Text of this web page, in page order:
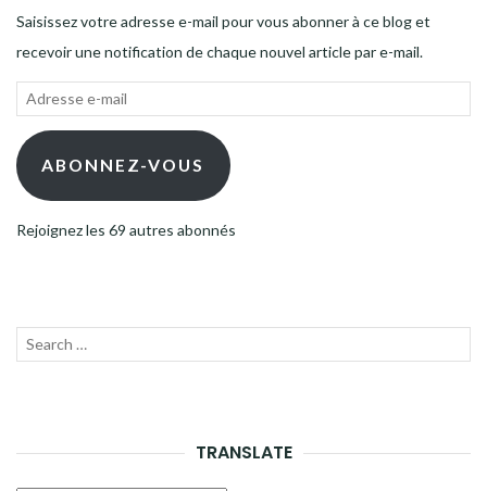
Saisissez votre adresse e-mail pour vous abonner à ce blog et
recevoir une notification de chaque nouvel article par e-mail.
Adresse
mail ABONNEZ-VOUS
Rejoignez les 69 autres abonnés
Recherche
TRANSLATE